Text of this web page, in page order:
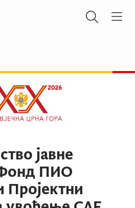
јавне
ПИО
Пројектни